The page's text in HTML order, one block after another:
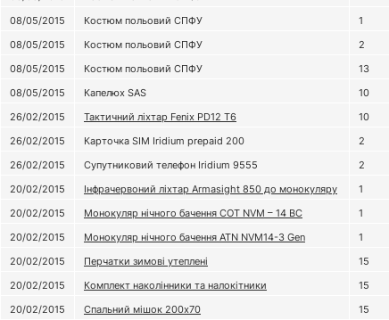
08/05/2015
Костюм польовий СПФУ 1
08/05/2015
Костюм польовий СПФУ 2
08/05/2015
Костюм польовий СПФУ 13
08/05/2015
Капелюх SAS 10
26/02/2015
Тактичний ліхтар Fenix PD12 T6 10
26/02/2015
Карточка SIM Iridium prepaid 200 2
26/02/2015
Супутниковий телефон Iridium 9555 2
20/02/2015
Інфрачервоний ліхтар Armasight 850 до монокуляру 1
20/02/2015
Монокуляр нічного бачення COT NVM – 14 BC 1
20/02/2015
Монокуляр нічного бачення ATN NVM14-3 Gen 1
20/02/2015
Перчатки зимові утеплені 15
20/02/2015
Комплект наколінники та налокітники 15
20/02/2015
Спальний мішок 200х70 15